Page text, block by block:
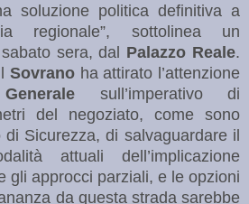
soluzione politica definitiva a
regionale”, sottolinea un
sera, dal Palazzo Reale.
Sovranoha attirato l’attenzione
sull’imperativo di
del negoziato, come sono
Sicurezza, di salvaguardare il
attuali dell’implicazione
gli approcci parziali, e le opzioni
da questa strada sarebbe